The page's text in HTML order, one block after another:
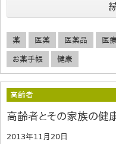
薬 医薬 医薬品 医
お薬手帳 健康
高齢者
高齢者とその家族の健
2013年11月20日